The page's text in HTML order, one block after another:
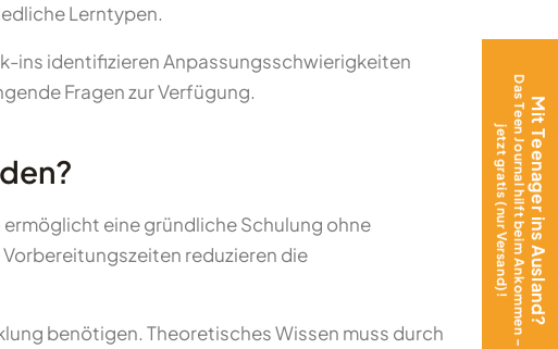
Lerntypen.
ins identifizieren Anpassungsschwierigkeiten
Fragen zur Verfügung.
ermöglicht eine gründliche Schulung ohne
reduzieren die
benötigen. Theoretisches Wissen muss durch
Mit Teenager ins Ausland?
Das Teen Journal hilft beim Ankommen –
jetzt gratis (nur Versand)!